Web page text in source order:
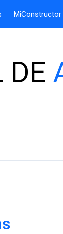
DE